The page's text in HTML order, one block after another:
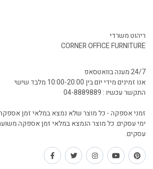
ריהוט משרדי
CORNER OFFICE FURNITURE
24/7 מענה בוואטסאפ
אנו זמינים מידי יום בין 10:00-20:00 מלבד שישי
התקשר עכשיו : 04-8889889
עסקים.